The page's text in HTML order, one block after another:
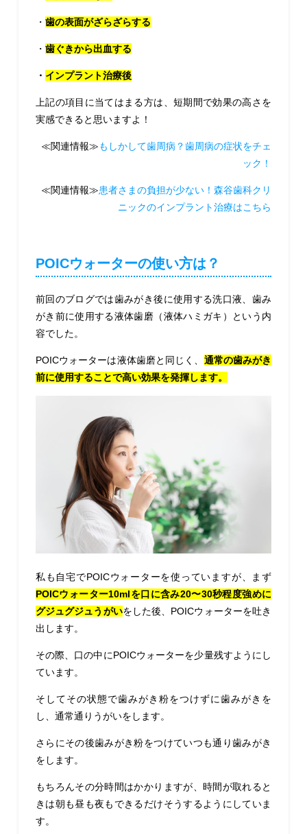
・ 歯の表面がざらざらする
・ 歯ぐきから出血する
・ インプラント治療後
上記の項目に当てはまる方は、短期間で効果の高さを
実感できると思いますよ！
≪関連情報≫もしかして歯周病？歯周病の症状をチェ
ック！
≪関連情報≫患者さまの負担が少ない！森谷歯科クリ
ニックのインプラント治療はこちら
POICウォーターの使い方は？
前回のブログでは歯みがき後に使用する洗口液、歯み
がき前に使用する液体歯磨（液体ハミガキ）という内
容でした。
POICウォーターは液体歯磨と同じく、 通常の歯みがき
前に使用することで高い効果を発揮します。
私も自宅でPOICウォーターを使っていますが、まず
POICウォーター10mlを口に含み20〜30秒程度強めに
グジュグジュうがいをした後、POICウォーターを吐き
出します。
その際、口の中にPOICウォーターを少量残すようにし
ています。
そしてその状態で歯みがき粉をつけずに歯みがきを
し、通常通りうがいをします。
さらにその後歯みがき粉をつけていつも通り歯みがき
をします。
もちろんその分時間はかかりますが、時間が取れると
きは朝も昼も夜もできるだけそうするようにしていま
す。